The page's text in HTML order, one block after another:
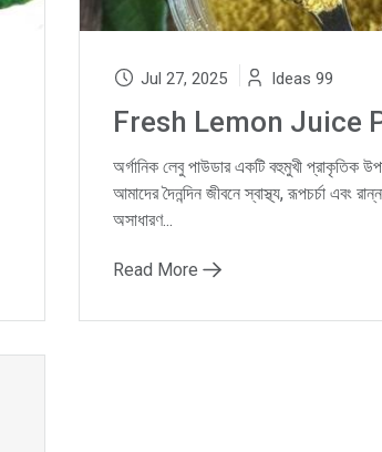
Jul 27, 2025 Ideas 99
অর্গানিক লেবু পাউডার একটি বহুমুখী প্রাকৃতিক
আমাদের দৈনন্দিন জীবনে স্বাস্থ্য, রূপচর্চা এবং
অসাধারণ...
Read More